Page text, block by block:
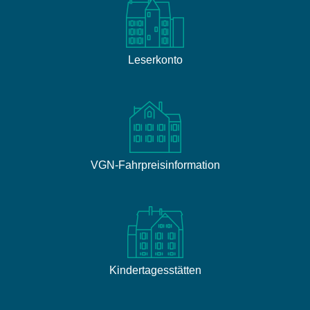
Leserkonto
VGN-Fahrpreisinformation
Kindertagesstätten